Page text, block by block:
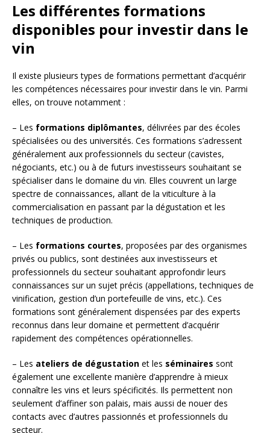
Les différentes formations
disponibles pour investir dans le
vin
Il existe plusieurs types de formations permettant d’acquérir
les compétences nécessaires pour investir dans le vin. Parmi
elles, on trouve notamment :
– Les formations diplômantes, délivrées par des écoles
spécialisées ou des universités. Ces formations s’adressent
généralement aux professionnels du secteur (cavistes,
négociants, etc.) ou à de futurs investisseurs souhaitant se
spécialiser dans le domaine du vin. Elles couvrent un large
spectre de connaissances, allant de la viticulture à la
commercialisation en passant par la dégustation et les
techniques de production.
– Les formations courtes, proposées par des organismes
privés ou publics, sont destinées aux investisseurs et
professionnels du secteur souhaitant approfondir leurs
connaissances sur un sujet précis (appellations, techniques de
vinification, gestion d’un portefeuille de vins, etc.). Ces
formations sont généralement dispensées par des experts
reconnus dans leur domaine et permettent d’acquérir
rapidement des compétences opérationnelles.
– Les ateliers de dégustation et les séminaires sont
également une excellente manière d’apprendre à mieux
connaître les vins et leurs spécificités. Ils permettent non
seulement d’affiner son palais, mais aussi de nouer des
contacts avec d’autres passionnés et professionnels du
secteur.